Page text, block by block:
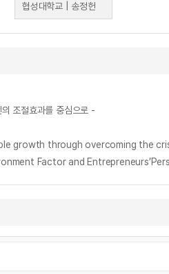
협성대학교 | 송정헌
조절효과를 중심으로 -